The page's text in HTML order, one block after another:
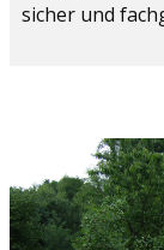
sicher und